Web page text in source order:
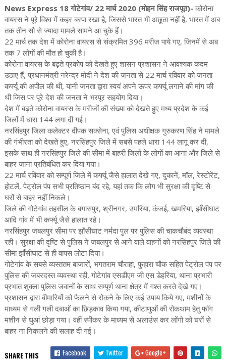
News Express 18 गोटेगांव/ 22 मार्च 2020 (मोहन सिंह राजपूत)- कोरोना
वायरस ने पूरे विश्व में कहर बरपा रखा है, जिससे भारत भी अछूता नहीं है, भारत में अब
तक तीन सौ से ज्यादा मामले सामने आ चुके हैं।
22 मार्च तक देश में कोरोना वायरस से संक्रमित 396 मरीज पाये गए, जिनमें से अब
तक 7 लोगों की मौत हो चुकी है।
कोरोना वायरस के बढ़ते प्रकोप को देखते हुए शासन प्रशासन ने आवश्यक कदम
उठाए हैं, प्रधानमंत्री नरेन्द्र मोदी ने देश की जनता से 22 मार्च रविवार को जनता
कर्फ्यू की अपील की थी, यानी जनता द्वारा स्वयं अपने ऊपर कर्फ्यू लगाने की मांग की
थी जिस पर पूरे देश की जनता ने भरपूर सहयोग दिया।
देश में बढ़ते कोरोना वायरस के मरीजों की संख्या को देखते हुए मध्य प्रदेश के कई
जिलों में धारा 144 लगा दी गई।
नरसिंहपुर जिला कलेक्टर दीपक सक्सेना, एवं पुलिस अधीक्षक गुरुकरण सिंह ने मामले
की गंभीरता को देखते हुए, नरसिंहपुर जिले में सबसे पहले धारा 144 लागू कर दी,
इसके साथ ही नरसिंहपुर जिले की सीमा में बाहरी जिलों के लोगों का आना और जिले से
बाहर जाना प्रतिबंधित कर दिया गया।
22 मार्च रविवार को सम्पूर्ण जिले में कर्फ्यू जैसे हालात देखे गए, दुकानें, मॉल, रेस्टोरेंट,
होटलें, पेट्रोल पंप सभी प्रतिष्ठान बंद रहे, यहां तक कि लोग भी सुरक्षा की दृष्टि से
घरों से बाहर नहीं निकले।
जिले की गोटेगांव तहसील के बगासपुर, श्रीनगर, उमरिया, कंजई, खमरिया, झाँसीघाट
आदि गांव में भी कर्फ्यू जैसे हालात रहे।
नरसिंहपुर जबलपुर सीमा पर झाँसीघाट नर्मदा पुल पर पुलिस की चाकचौबंद व्यवस्था
रही। सुरक्षा की दृष्टि से पुलिस ने जबलपुर से आने वाले वाहनों को नरसिंहपुर जिले की
सीमा झाँसीघाट से ही वापस लोटा दिया।
गोटेगांव के सबसे व्यस्ततम बाजारों, भगतराम चौराहा, फुहारा चौक सहित पेट्रोल पंप पर
पुलिस की जबरदस्त व्यवस्था रही, गोटेगांव एसडीएम जी एस डेहरिया, थाना प्रभारी
प्रभात शुक्ला पुलिस जवानों के साथ सम्पूर्ण थाना क्षेत्र में गश्त करते देखे गए।
प्रशासन द्वारा बीमारियों को फैलने से रोकने के लिए कई उपाय किये गए, मशीनों के
माध्यम से गली गली दबाओं का छिड़काव किया गया, कीटाणुओं की रोकथाम हेतु फॉग
मशीन से धुआं छोड़ा गया। वहीं स्पीकर के माध्यम से अलाउंस कर लोंगो को घरों से
बाहर ना निकलने की सलाह दी गई।
SHARE THIS Facebook Twitter Google+